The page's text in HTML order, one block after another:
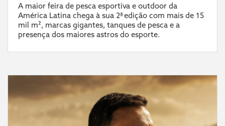
A maior feira de pesca esportiva e outdoor da
América Latina chega à sua 2ª edição com mais de 15
mil m², marcas gigantes, tanques de pesca e a
presença dos maiores astros do esporte.